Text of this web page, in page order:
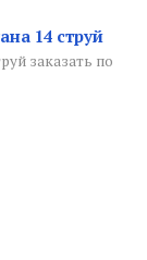
14 струй
заказать по